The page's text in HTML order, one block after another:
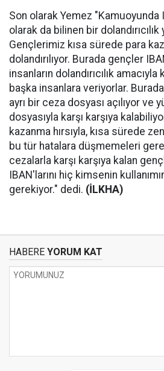
Son olarak Yemez "Kamuoyunda
olarak da bilinen bir
Gençlerimiz kısa sürede para
dolandırılıyor. Burada gençler
insanların dolandırıcılık
başka insanlara veriyorlar.
ayrı bir ceza dosyası açılıyor ve
dosyasıyla karşı karşıya
kazanma hırsıyla, kısa sürede
bu tür hatalara düşmemeleri
cezalarla karşı karşıya kalan
IBAN'larını hiç kimsenin
gerekiyor." dedi. (İLKHA)
HABERE YORUM KAT